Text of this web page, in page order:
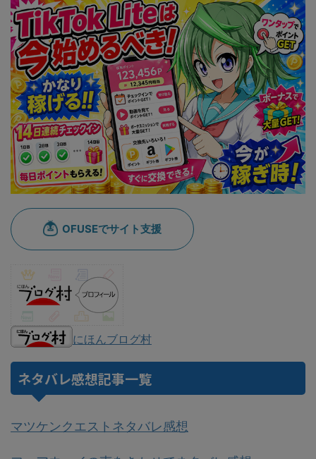
にほんブログ村
ネタバレ感想記事一覧
マツケンクエストネタバレ感想